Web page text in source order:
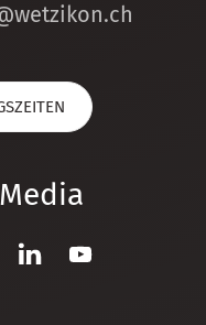
w tz k n ch